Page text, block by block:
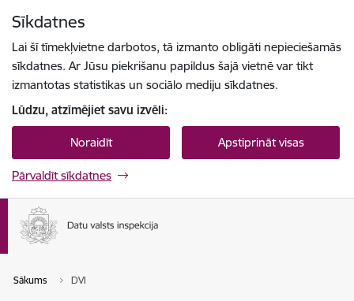
Sīkdatnes
Lai šī tīmekļvietne darbotos, tā izmanto obligāti nepieciešamās
sīkdatnes. Ar Jūsu piekrišanu papildus šajā vietnē var tikt
izmantotas statistikas un sociālo mediju sīkdatnes.
Lūdzu, atzīmējiet savu izvēli:
Noraidīt Apstiprināt visas
Pārvaldīt sīkdatnes
Sākums DVI